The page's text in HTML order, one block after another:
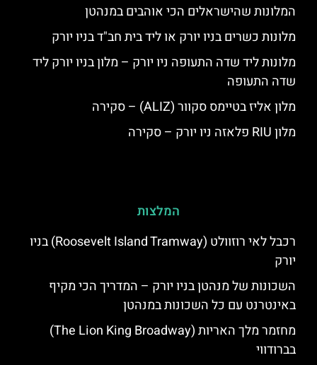
המלונות שהישראלים הכי אוהבים במנהטן
מלונות כשרים בניו יורק או ליד בית חב"ד בניו יורק
מלונות ליד שדה התעופה ניו יורק – מלון בניו יורק ליד
שדה התעופה
מלון אליז בטיימס סקוור (ALIZ) – סקירה
מלון RIU פלאזה ניו יורק – סקירה
המלצות
רכבל לאי רוזוולט (Roosevelt Island Tramway) בניו
יורק
השכונות של מנהטן בניו יורק – המדריך הכי מקיף
באינטרנט עם כל השכונות במנהטן
מחזמר מלך האריות (The Lion King Broadway)
בברודווי